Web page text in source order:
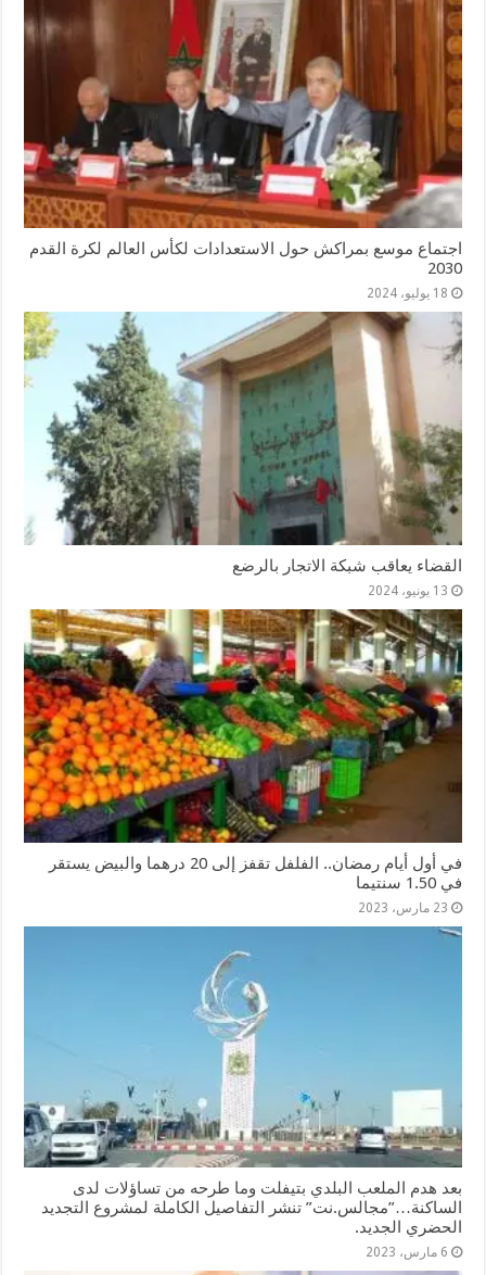
اجتماع موسع بمراكش حول الاستعدادات لكأس العالم لكرة القدم
2030
18 يوليو، 2024
القضاء يعاقب شبكة الاتجار بالرضع
13 يونيو، 2024
في أول أيام رمضان.. الفلفل تقفز إلى 20 درهما والبيض يستقر
في 1.50 سنتيما
23 مارس، 2023
بعد هدم الملعب البلدي بتيفلت وما طرحه من تساؤلات لدى
الساكنة…”مجالس.نت” تنشر التفاصيل الكاملة لمشروع التجديد
الحضري الجديد.
6 مارس، 2023